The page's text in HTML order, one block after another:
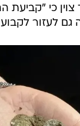
כי "קביעת
גם לעזור